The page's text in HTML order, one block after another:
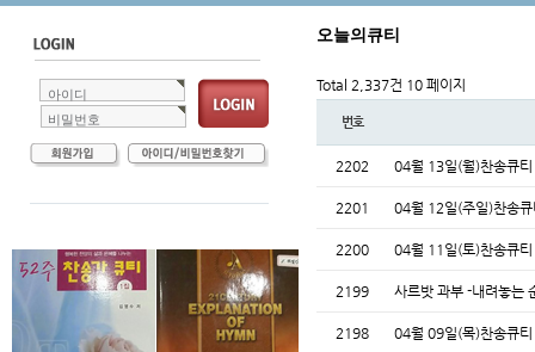
아이디
비밀번호
오늘의큐티
Total 2,337건 10 페이지
번호
2202 04월 13일(월)찬송큐티
2201 04월 12일(주일)찬송
2200 04월 11일(토)찬송큐티
2199 사르밧 과부 -내려놓는
2198 04월 09일(목)찬송큐티